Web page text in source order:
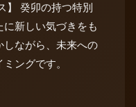
】 癸卯の持つ特別
新しい気づきをも
しながら、未来への
ングです。